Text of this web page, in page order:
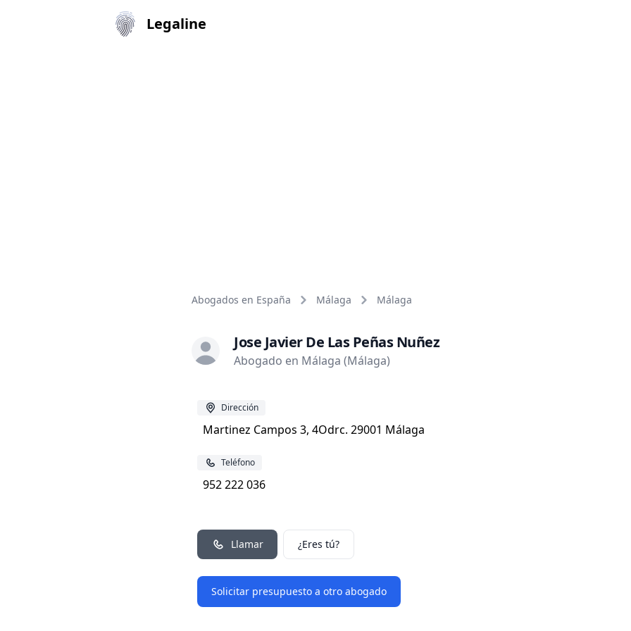
Legaline
Abogados en España Málaga Málaga
Jose Javier De Las Peñas Nuñez
Abogado en Málaga (Málaga)
Dirección
Martinez Campos 3, 4Odrc. 29001 Málaga
Teléfono
952 222 036
Llamar ¿Eres tú?
Solicitar presupuesto a otro abogado